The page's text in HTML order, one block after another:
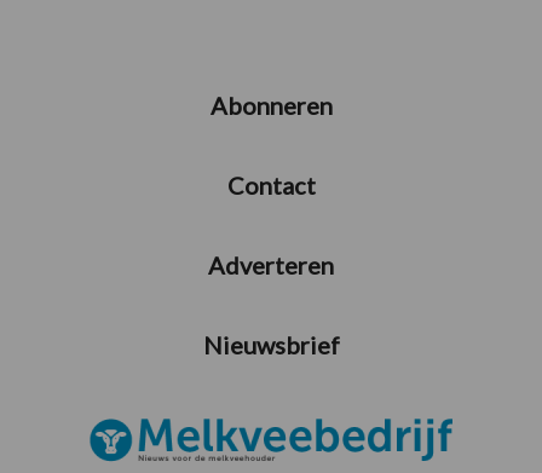
Abonneren
Contact
Adverteren
Nieuwsbrief